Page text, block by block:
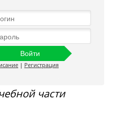
| Регистрация
части